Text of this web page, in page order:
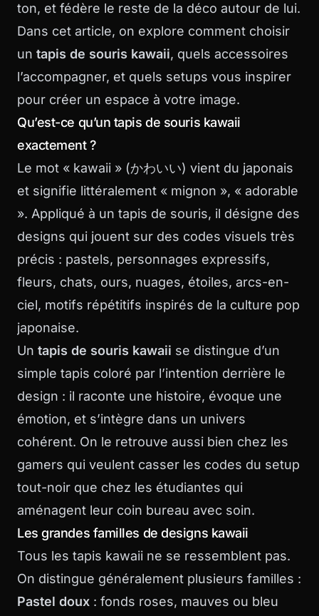
ton, et fédère le reste de la déco autour de lui.
Dans cet article, on explore comment choisir
un tapis de souris kawaii, quels accessoires
l’accompagner, et quels setups vous inspirer
pour créer un espace à votre image.
Qu’est-ce qu’un tapis de souris kawaii
exactement ?
Le mot « kawaii » (かわいい) vient du japonais
et signifie littéralement « mignon », « adorable
». Appliqué à un tapis de souris, il désigne des
designs qui jouent sur des codes visuels très
précis : pastels, personnages expressifs,
fleurs, chats, ours, nuages, étoiles, arcs-en-
ciel, motifs répétitifs inspirés de la culture pop
japonaise.
Un tapis de souris kawaii se distingue d’un
simple tapis coloré par l’intention derrière le
design : il raconte une histoire, évoque une
émotion, et s’intègre dans un univers
cohérent. On le retrouve aussi bien chez les
gamers qui veulent casser les codes du setup
tout-noir que chez les étudiantes qui
aménagent leur coin bureau avec soin.
Les grandes familles de designs kawaii
Tous les tapis kawaii ne se ressemblent pas.
On distingue généralement plusieurs familles :
Pastel doux : fonds roses, mauves ou bleu